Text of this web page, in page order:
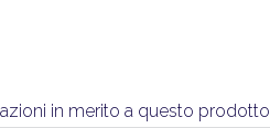
in merito a questo prodotto